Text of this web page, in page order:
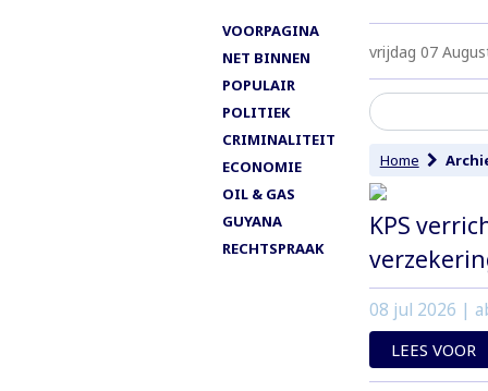
VOORPAGINA
NET BINNEN
POPULAIR
POLITIEK
CRIMINALITEIT
ECONOMIE
OIL & GAS
GUYANA
RECHTSPRAAK
vrijdag 07
Home
KPS
08 jul 2026 |
LEES VOOR